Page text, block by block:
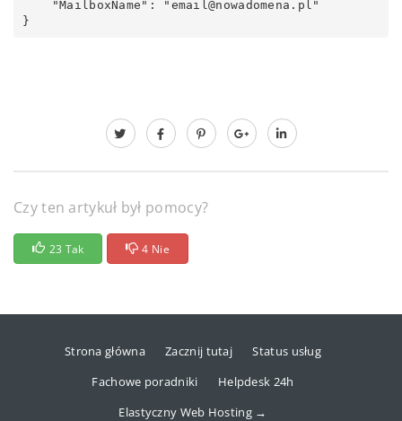
}
Czy ten artykuł był pomocy?
23 Tak 4 Nie
Strona główna Zacznij tutaj
Status usług
Fachowe poradniki
Helpdesk 24h
Elastyczny Web Hosting →